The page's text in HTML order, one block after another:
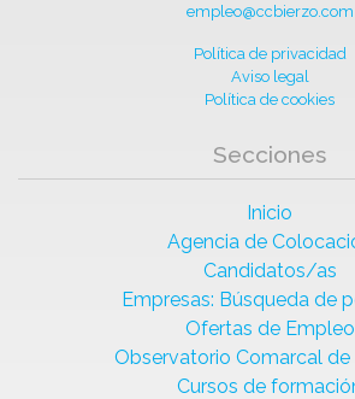
empleo@ccbierzo.com
Política de privacidad
Aviso legal
Política de cookies
Secciones
Inicio
Agencia de
Candidatos/as
Empresas: Búsqueda de
Ofertas de Empleo
Observatorio Comarcal de
Cursos de